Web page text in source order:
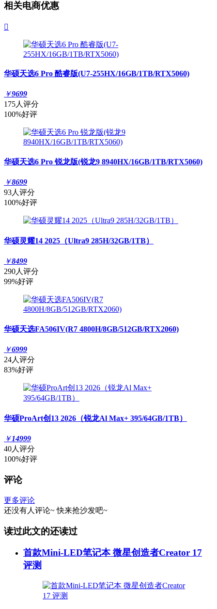
相关电商优惠

华硕天选6 Pro 酷睿版(U7-255HX/16GB/1TB/RTX5060)
￥9699
175人评分
100%好评
华硕天选6 Pro 锐龙版(锐龙9 8940HX/16GB/1TB/RTX5060)
￥8699
93人评分
100%好评
华硕灵耀14 2025（Ultra9 285H/32GB/1TB）
￥8499
290人评分
99%好评
华硕天选FA506IV(R7 4800H/8GB/512GB/RTX2060)
￥6999
24人评分
83%好评
华硕ProArt创13 2026（锐龙Al Max+ 395/64GB/1TB）
￥14999
40人评分
100%好评
评论
更多评论
还没有人评论~ 快来抢沙发吧~
读过此文的还读过
首款Mini-LED笔记本 微星创造者Creator 17
评测